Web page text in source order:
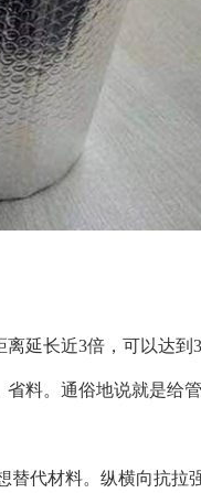
延长近3倍，可以达到
料。通俗地说就是给
代材料。纵横向抗拉